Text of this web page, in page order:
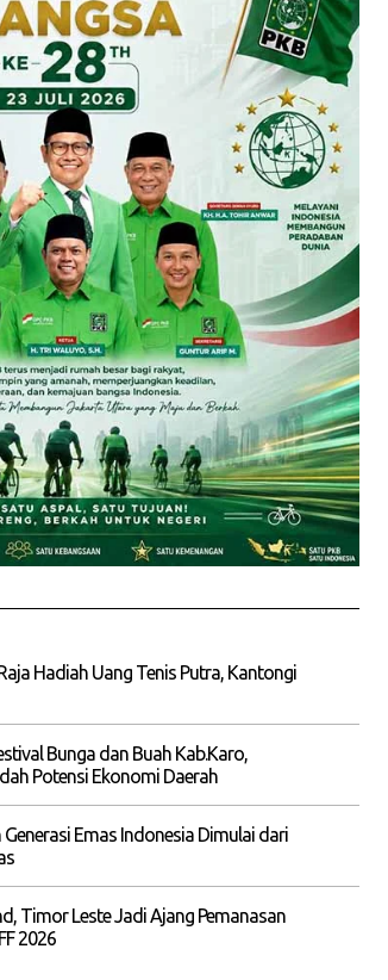
Hadiah Uang Tenis Putra, Kantongi
Bunga dan Buah Kab.Karo,
Potensi Ekonomi Daerah
Emas Indonesia Dimulai dari
Timor Leste Jadi Ajang Pemanasan
2026